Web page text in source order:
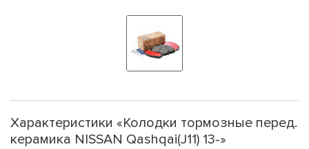
Характеристики «Колодки тормозные перед.
керамика NISSAN Qashqai(J11) 13-»